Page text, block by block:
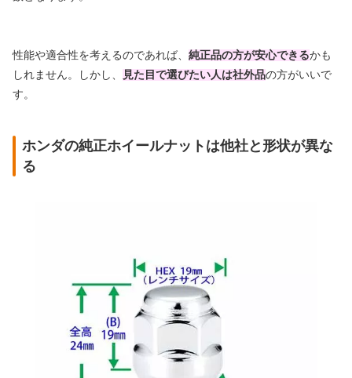
性能や適合性を考えるのであれば、 純正品の方が安心できるかも
しれません。しかし、
見た目で選びたい人は社外品の方がいいで
す。
ホンダの純正ホイールナットは他社と形状が異な
る